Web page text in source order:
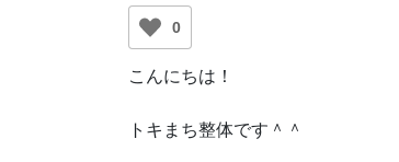
0
こんにちは！
トキまち整体です＾＾